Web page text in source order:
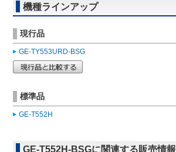
機種ラインアップ
現行品
GE-TY553URD-BSG
標準品
GE-T552H
GE-T552H-BSGに関連する販売情報